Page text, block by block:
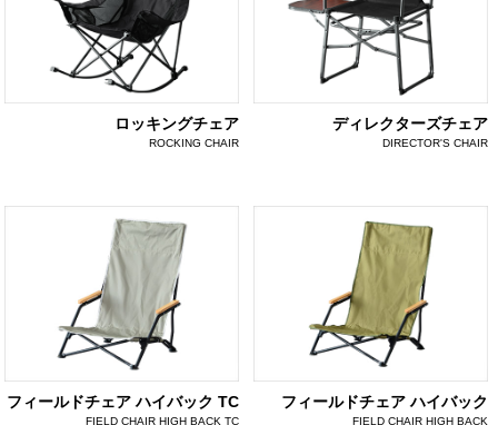
ロッキングチェア
ROCKING CHAIR
ディレクターズチェア
DIRECTOR'S CHAIR
フィールドチェア ハイバック TC
FIELD CHAIR HIGH BACK TC
フィールドチェア ハイバック
FIELD CHAIR HIGH BACK